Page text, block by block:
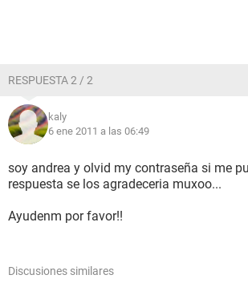
RESPUESTA 2 / 2
kaly
6 ene 2011 a las 06:49
soy andrea y olvid my contraseña si me
respuesta se los agradeceria muxoo...
Ayudenm por favor!!
Discusiones similares